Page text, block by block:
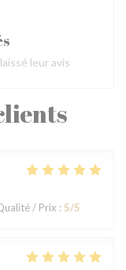
/ Prix : 5/5
leur avis